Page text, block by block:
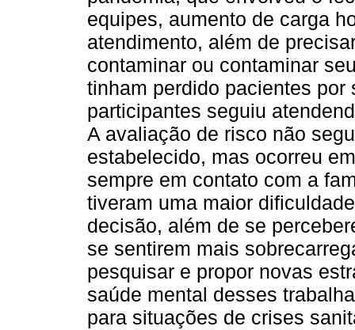
equipes, aumento de carga
atendimento, além de
contaminar ou contaminar
tinham perdido pacientes
participantes seguiu
A avaliação de risco não
estabelecido, mas ocorreu
sempre em contato com a
tiveram uma maior
decisão, além de se
se sentirem mais
pesquisar e propor novas
saúde mental desses
para situações de crises